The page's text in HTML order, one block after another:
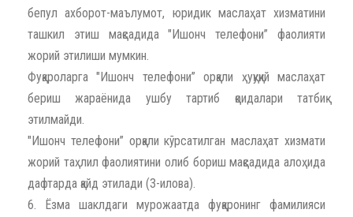
бепул ахборот-маълумот, юридик маслаҳат хизматини
ташкил этиш мақсадида "Ишонч телефони” фаолияти
жорий этилиши мумкин.
Фуқароларга "Ишонч телефони” орқали ҳуқуқий маслаҳат
бериш жараёнида ушбу тартиб қоидалари татбиқ
этилмайди.
"Ишонч телефони” орқали кўрсатилган маслаҳат хизмати
жорий таҳлил фаолиятини олиб бориш мақсадида алоҳида
дафтарда қайд этилади (3-илова).
6. Ёзма шаклдаги мурожаатда фуқаронинг фамилияси